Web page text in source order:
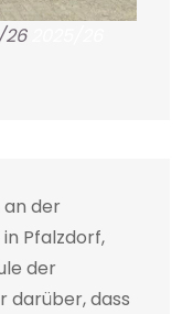
262025/26
an der
Pfalzdorf,
der
darüber, dass